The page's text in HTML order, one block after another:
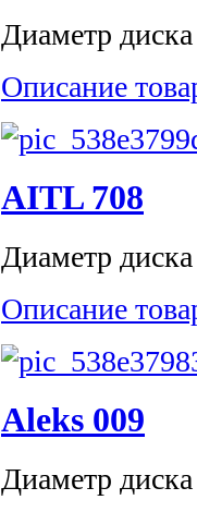
Диаметр
Описание
AITL 708
Диаметр
Описание
Aleks 009
Диаметр